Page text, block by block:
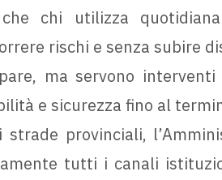
chi utilizza
rischi e senza subire
ma servono
e sicurezza fino al
provinciali,
tutti i canali